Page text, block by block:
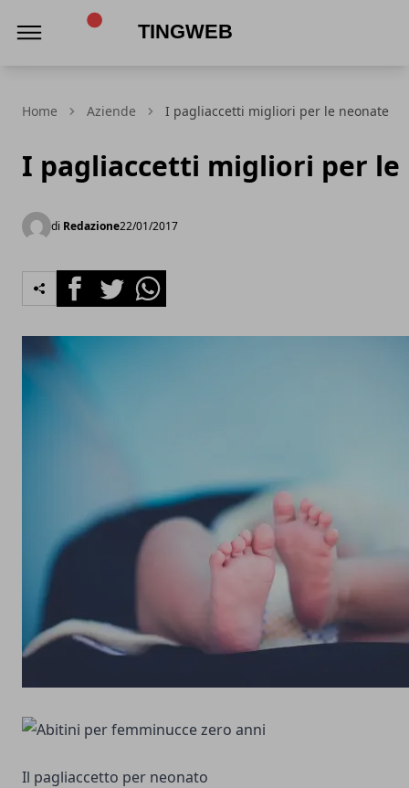
Home Aziende I pagliaccetti migliori per le neonate
I pagliaccetti migliori per le
di Redazione22/01/2017
FacebookTwitterWhatsapp
Il pagliaccetto per neonato